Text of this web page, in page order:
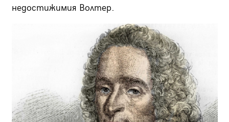
недостижимия Волтер.